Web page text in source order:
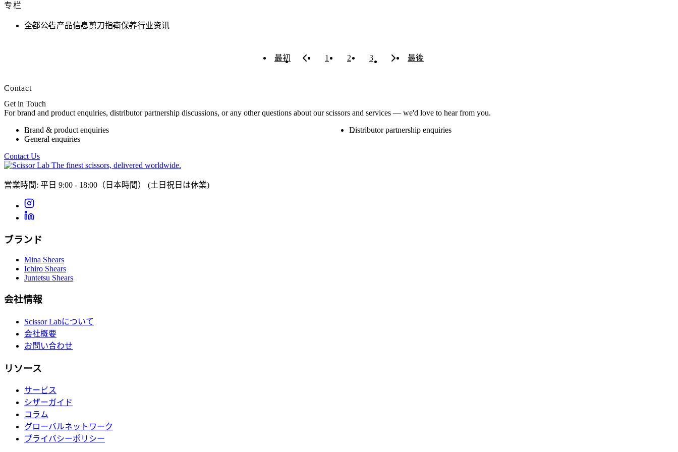
专栏
全部公告产品信息剪刀指南保养行业资讯
最初 1 2 3 最後
Contact
Get in Touch
For brand and product enquiries, distributor partnership discussions, or any other questions about our scissors and services — we'd love to hear from you.
Brand & product enquiries
Distributor partnership enquiries
General enquiries
Contact Us
The finest scissors, delivered worldwide.
営業時間: 平日 9:00 - 18:00（日本時間） (土日祝日は休業)
ブランド
Mina Shears
Ichiro Shears
Juntetsu Shears
会社情報
Scissor Labについて
会社概要
お問い合わせ
リソース
サービス
シザーガイド
コラム
グローバルネットワーク
プライバシーポリシー